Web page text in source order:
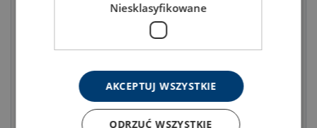
Punkt obrotowy YOKE 8-271
Punkt mocujący do
wspawania YOKE 8-082
Niesklasyfikowane
AKCEPTUJ WSZYSTKIE
ODRZUĆ WSZYSTKIE